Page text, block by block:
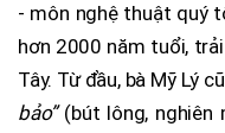
- môn nghệ thuật quý
hơn 2000 năm tuổi,
Tây. Từ đầu, bà Mỹ Lý
bảo”(bút lông, nghiên